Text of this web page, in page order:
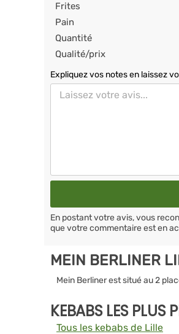
Frites
Pain
Quantité
Qualité/prix
Expliquez vos notes en laissez
En postant votre avis, vous
que votre commentaire est en
MEIN BERLINER
Mein Berliner est situé au 2
KEBABS LES PLUS
Tous les kebabs de Lille